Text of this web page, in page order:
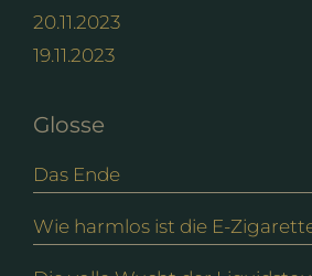
20.11.2023
19.11.2023
Glosse
Das Ende
Wie harmlos ist die E-